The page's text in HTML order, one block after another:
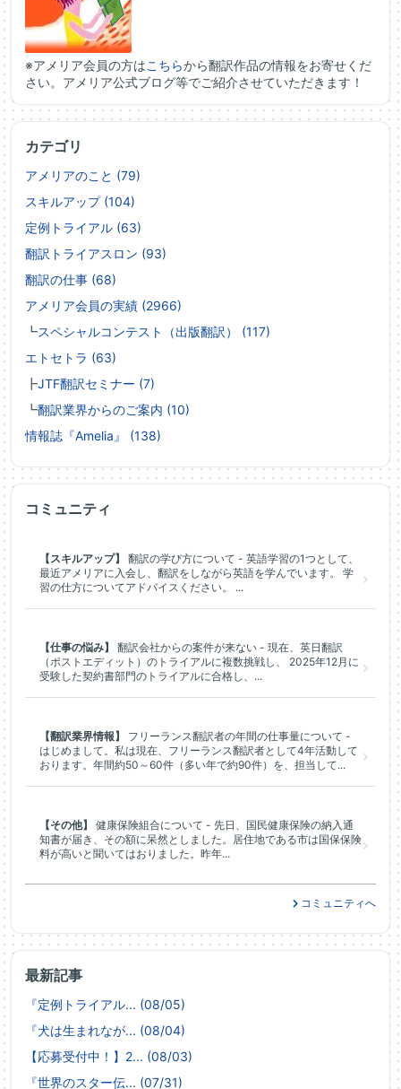
※アメリア会員の方はこちらから翻訳作品の情報をお寄せくだ
さい。アメリア公式ブログ等でご紹介させていただきます！
カテゴリ
アメリアのこと (79)
スキルアップ (104)
定例トライアル (63)
翻訳トライアスロン (93)
翻訳の仕事 (68)
アメリア会員の実績 (2966)
┗スペシャルコンテスト（出版翻訳） (117)
エトセトラ (63)
┣JTF翻訳セミナー (7)
┗翻訳業界からのご案内 (10)
情報誌『Amelia』 (138)
最新記事
『定例トライアル... (08/05)
『犬は生まれなが... (08/04)
【応募受付中！】2... (08/03)
『世界のスター伝... (07/31)
コミュニティ
【スキルアップ】
翻訳の学び方について - 英語学習の1つとして、
最近アメリアに入会し、翻訳をしながら英語を学んでいます。 学
習の仕方についてアドバイスください。 ...
【仕事の悩み】
翻訳会社からの案件が来ない - 現在、英日翻訳
（ポストエディット）のトライアルに複数挑戦し、 2025年12月に
受験した契約書部門のトライアルに合格し、...
【翻訳業界情報】
フリーランス翻訳者の年間の仕事量について -
はじめまして。私は現在、フリーランス翻訳者として4年活動して
おります。年間約50～60件（多い年で約90件）を、担当して...
【その他】
健康保険組合について - 先日、国民健康保険の納入通
知書が届き、その額に呆然としました。居住地である市は国保保険
料が高いと聞いてはおりました。昨年...
コミュニティへ